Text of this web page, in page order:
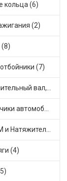
кольца (6)
(2)
(8)
(7)
Распределительный вал, шестерни распределительного (1)
Реле и датчики автомобильные (35)
Ролики ГРМ и Натяжители (11)
(4)